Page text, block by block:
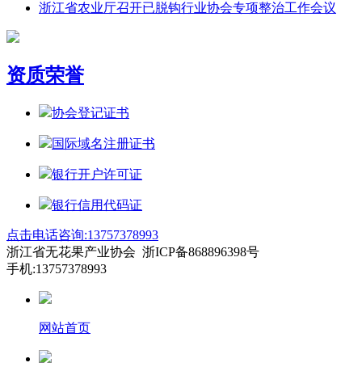
浙江省农业厅召开已脱钩行业协会专项整治工作会议
资质荣誉
协会登记证书
国际域名注册证书
银行开户许可证
银行信用代码证
点击电话咨询:13757378993
浙江省无花果产业协会 浙ICP备868896398号
手机:13757378993
网站首页